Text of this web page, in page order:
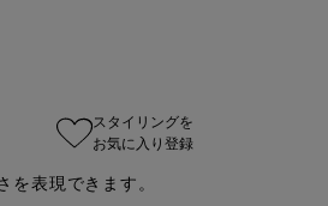
スタイリングを
お気に入り登録
表現できます。